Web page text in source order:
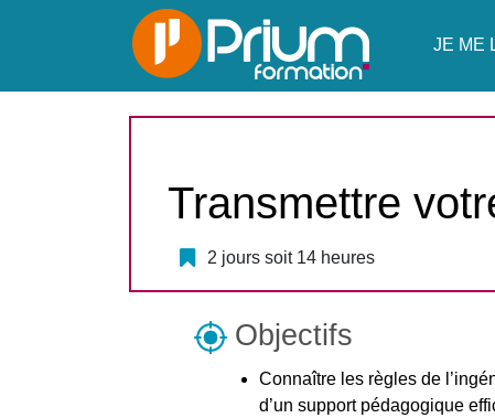
JE ME
Transmettre
2 jours soit 14 heures
Objectifs
Connaître les règles de
d’un support pédagogique